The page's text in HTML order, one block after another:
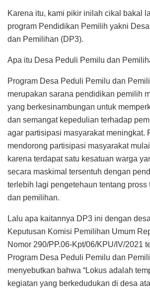
Karena itu, kami pikir inilah cikal bakal
program Pendidikan Pemilih yakni
dan Pemilihan (DP3).
Apa itu Desa Peduli Pemilu dan
Program Desa Peduli Pemilu dan
merupakan sarana pendidikan pemilih
yang berkesinambungan untuk
dan semangat kepedulian terhadap
agar partisipasi masyarakat meningkat.
mendorong partisipasi masyarakat
karena terdapat satu kesatuan warga
secara maskimal tersentuh dengan
terlebih lagi pengetehaun tentang pross
dan pemilihan.
Lalu apa kaitannya DP3 ini dengan
Keputusan Komisi Pemilihan Umum
Nomor 290/PP.06-Kpt/06/KPU/IV/2021
Program Desa Peduli Pemilu dan
menyebutkan bahwa “Lokus adalah
kegiatan yang berkedudukan di desa